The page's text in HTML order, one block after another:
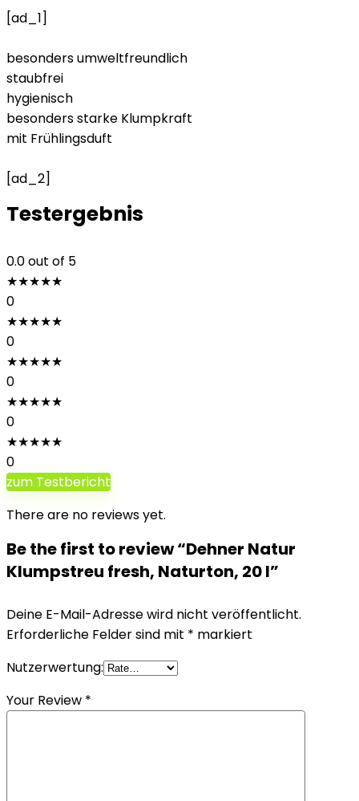
[ad_1]
besonders umweltfreundlich
staubfrei
hygienisch
besonders starke Klumpkraft
mit Frühlingsduft
[ad_2]
Testergebnis
0.0out of 5
★★★★★
0
★★★★★
0
★★★★★
0
★★★★★
0
★★★★★
0
zum Testbericht
There are no reviews yet.
Be the first to review “Dehner Natur
Klumpstreu fresh, Naturton, 20 l”
Deine E-Mail-Adresse wird nicht veröffentlicht.
Erforderliche Felder sind mit * markiert
Nutzerwertung:
Your Review *